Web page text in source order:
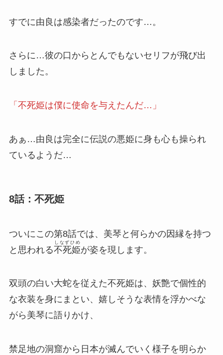
すでに由良は感染者だったのです…。
さらに…彼の口からとんでもないセリフが飛び出
しました。
「不死姫は僕に使命を与えたんだ…」
あぁ…由良は完全に伝説の悪姫に身も心も操られ
ているようだ…
8話：不死姫
ついにこの第8話では、美琴と何らかの因縁を持つ
と思われる不死姫
しなずひめ
が姿を現します。
双頭の白い大蛇を従えた不死姫は、妖艶で個性的
な衣装を身にまとい、嬉しそうな表情を浮かべな
がら美琴に語りかけ、
禁足地の洞窟から日本が滅んでいく様子を明らか